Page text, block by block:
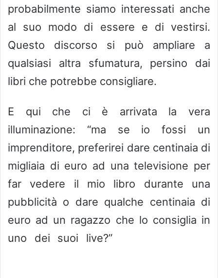
probabilmente siamo interessati anche
al suo modo di essere e di vestirsi.
Questo discorso si può ampliare a
qualsiasi altra sfumatura, persino dai
libri che potrebbe consigliare.
E qui che ci è arrivata la vera
illuminazione: “ma se io fossi un
imprenditore, preferirei dare centinaia di
migliaia di euro ad una televisione per
far vedere il mio libro durante una
pubblicità o dare qualche centinaia di
euro ad un ragazzo che lo consiglia in
uno dei suoi live?”